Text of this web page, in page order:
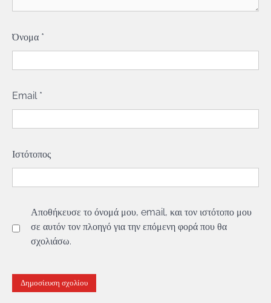
Όνομα *
Email *
Ιστότοπος
Αποθήκευσε το όνομά μου, email, και τον ιστότοπο μου
σε αυτόν τον πλοηγό για την επόμενη φορά που θα
σχολιάσω.